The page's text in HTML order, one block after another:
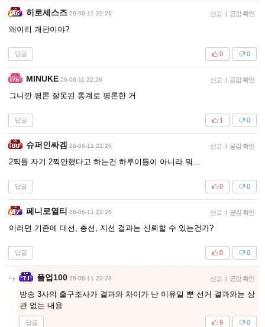
히로세스즈 26-06-11 22:26 신고 | 공감 확인
왜이리 개판이야?
답글 0
0
MINUKE 26-06-11 22:26 신고 | 공감 확인
그니깐 평론 잘못된 통계로 평론한 거
답글 0
1
슈퍼인싸겜 26-06-11 22:26 신고 | 공감 확인
2찍들 자기 2찍안했다고 하는건 하루이틀이 아니라 뭐...
답글 0
0
페니로열티 26-06-11 22:26 신고 | 공감 확인
이러면 기존에 대선, 총선, 지선 결과는 신뢰할 수 있는건가?
답글 0
0
풀업100 26-06-11 22:28 신고 | 공감 확인
방송 3사의 출구조사가 결과와 차이가 난 이유일 뿐 선거 결과와는 상
관 없는 내용
답글 0
9